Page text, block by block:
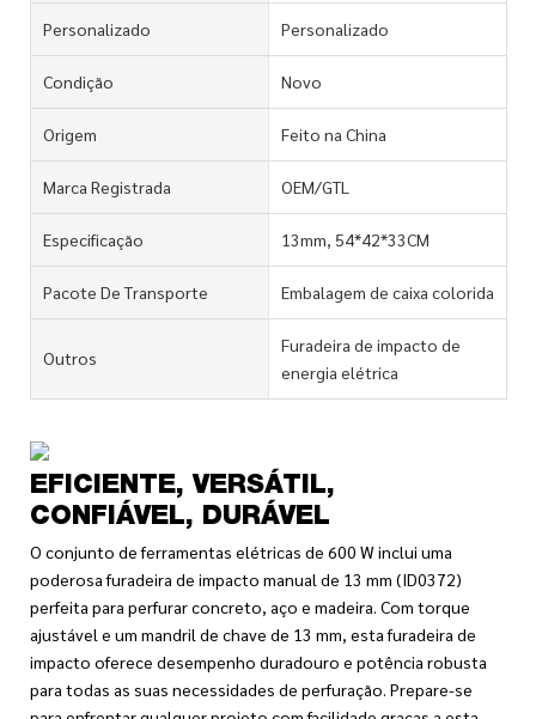
Personalizado Personalizado
Condição Novo
Origem Feito na China
Marca Registrada OEM/GTL
Especificação 13mm, 54*42*33CM
Pacote De Transporte Embalagem de caixa colorida
Outros
Furadeira de impacto de
energia elétrica
EFICIENTE, VERSÁTIL,
CONFIÁVEL, DURÁVEL
O conjunto de ferramentas elétricas de 600 W inclui uma
poderosa furadeira de impacto manual de 13 mm (ID0372)
perfeita para perfurar concreto, aço e madeira. Com torque
ajustável e um mandril de chave de 13 mm, esta furadeira de
impacto oferece desempenho duradouro e potência robusta
para todas as suas necessidades de perfuração. Prepare-se